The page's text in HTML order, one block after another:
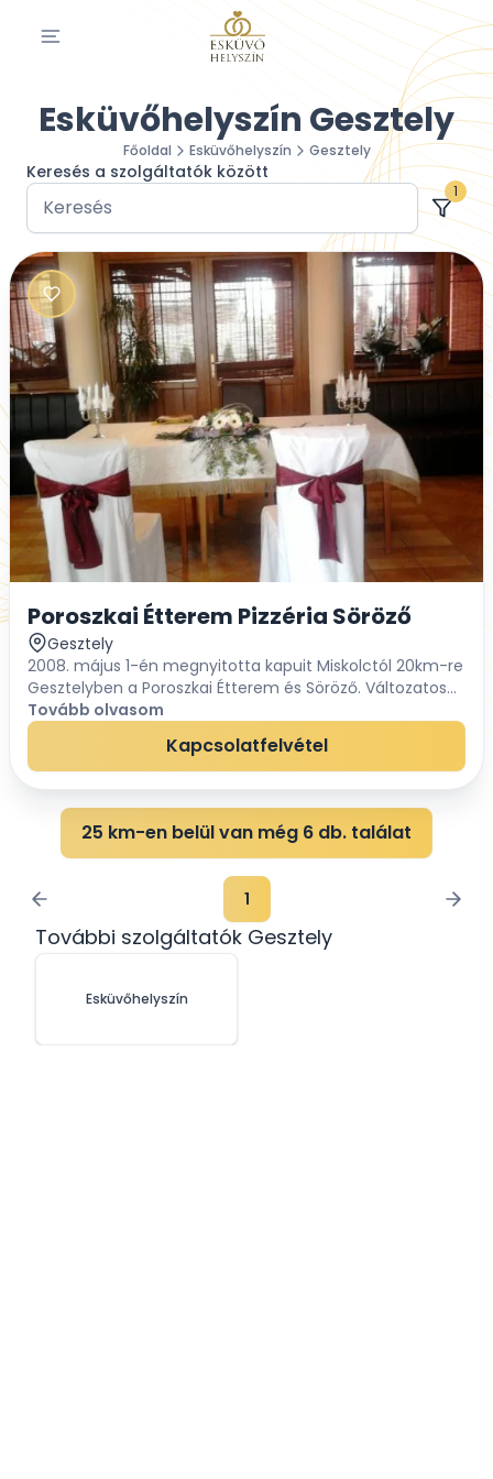
Esküvőhelyszín Gesztely
Főoldal Esküvőhelyszín Gesztely
Keresés a szolgáltatók között
1
Poroszkai Étterem Pizzéria Söröző
Gesztely
2008. május 1-én megnyitotta kapuit Miskolctól 20km-re
Gesztelyben a Poroszkai Étterem és Söröző. Változatos
étel és ital kínálattal kedveskedünk Vendégeinknek,
tradicionális ételek és a modern konyha...
Tovább olvasom
Kapcsolatfelvétel
25 km-en belül van még 6 db. találat
1
További szolgáltatók Gesztely
Esküvőhelyszín